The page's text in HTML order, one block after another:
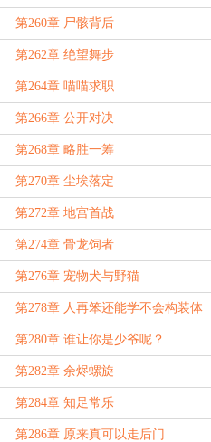
第260章 尸骸背后
第262章 绝望舞步
第264章 喵喵求职
第266章 公开对决
第268章 略胜一筹
第270章 尘埃落定
第272章 地宫首战
第274章 骨龙饲者
第276章 宠物犬与野猫
第278章 人再笨还能学不会构装体
吗？
第280章 谁让你是少爷呢？
第282章 余烬螺旋
第284章 知足常乐
第286章 原来真可以走后门